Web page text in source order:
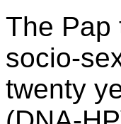
The Pap
socio-
twenty